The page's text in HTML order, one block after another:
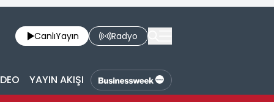
CanlıYayın Radyo
YAYIN AKIŞI